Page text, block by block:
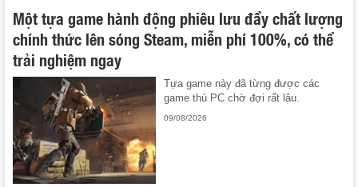
Một tựa game hành động phiêu lưu đầy chất lượng
chính thức lên sóng Steam, miễn phí 100%, có thể
trải nghiệm ngay
Tựa game này đã từng được các
game thủ PC chờ đợi rất lâu.
09/08/2026